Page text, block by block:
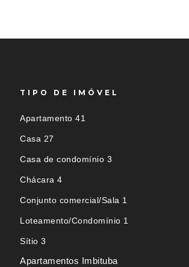
TIPO DE IMÓVEL
Apartamento 41
Casa 27
Casa de condomínio 3
Chácara 4
Conjunto comercial/Sala 1
Loteamento/Condomínio 1
Sítio 3
Apartamentos Imbituba